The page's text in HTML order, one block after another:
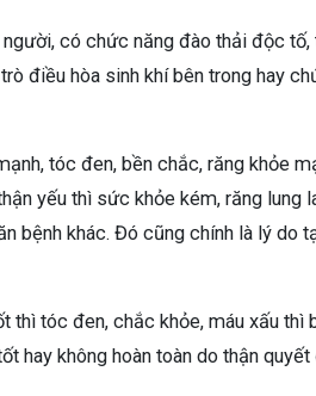
có chức năng đào thải độc tố,
điều hòa sinh khí bên trong hay
tóc đen, bền chắc, răng khỏe
yếu thì sức khỏe kém, răng lung
bệnh khác. Đó cũng chính là lý do
thì tóc đen, chắc khỏe, máu xấu thì
hay không hoàn toàn do thận quyết